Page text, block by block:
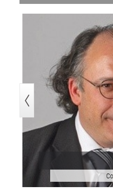
YVES
Conférencier